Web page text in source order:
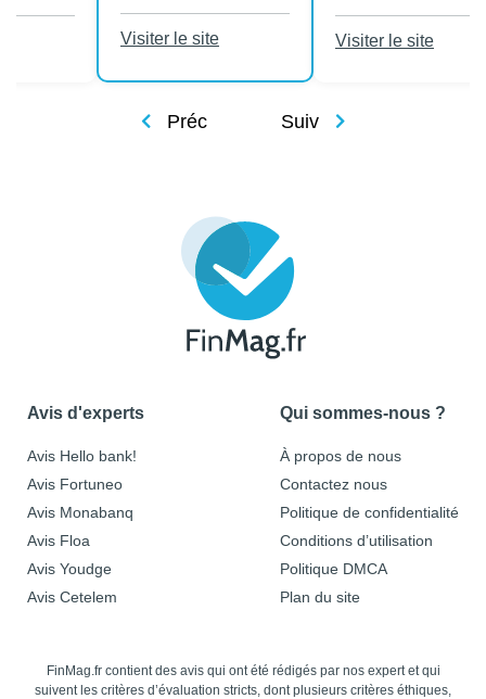
Visiter le site Visiter le site
Préc Suiv
Avis d'experts
Avis Hello bank!
Avis Fortuneo
Avis Monabanq
Avis Floa
Avis Youdge
Avis Cetelem
Qui sommes-nous ?
À propos de nous
Contactez nous
Politique de confidentialité
Conditions d’utilisation
Politique DMCA
Plan du site
FinMag.fr contient des avis qui ont été rédigés par nos expert et qui
suivent les critères d’évaluation stricts, dont plusieurs critères éthiques,